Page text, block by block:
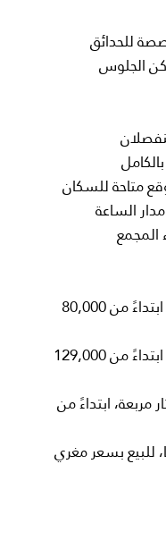
الجلوس
متاحة للسكان
الساعة
المجمع
شقق 1+1 بمساحة 44 مترًا مربعًا، ابتداءً من 80,000
شقق 1+2 بمساحة 95 مترًا مربعًا، ابتداءً من 129,000
بمساحة 110 أمتار مربعة، ابتداءً من
مترًا مربعًا، للبيع بسعر مغري